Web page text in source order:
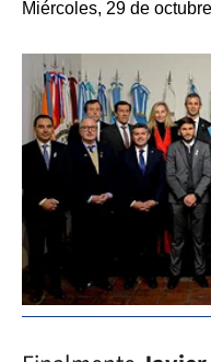
Miércoles, 29 de